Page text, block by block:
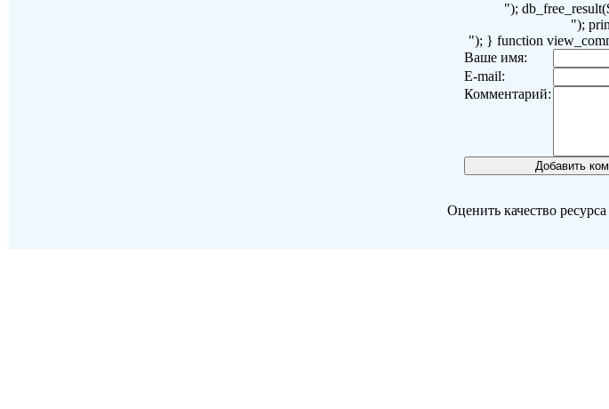
");
");
"); } function
Ваше имя:
E-mail:
Комментарий:
Оценить качество